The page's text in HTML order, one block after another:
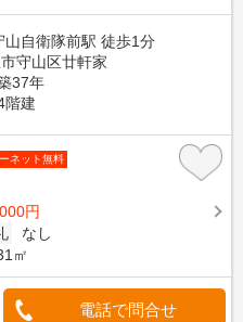
山自衛隊前駅 徒歩1分
守山区廿軒家
37年
階建
ネット無料
円
なし
㎡
電話で問合せ